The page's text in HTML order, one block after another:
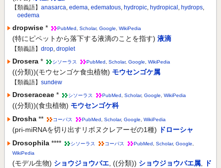
【類義語】 anasarca, edema, edematous, hydropic, hydropical , hydrops,
oedema
dropwise * PubMed , Scholar, Google, WikiPedia
(特にピペットから落下する液滴のことを指す) 液滴
【類義語】 drop, droplet
Drosera * シソーラス PubMed , Scholar, Google, WikiPedia
((分類))(モウセンゴケ食虫植物) モウセンゴケ属
【類義語】 sundew
Droseraceae * シソーラス PubMed , Scholar, Google, WikiPedia
((分類))(食虫植物) モウセンゴケ科
Drosha ** コーパス PubMed , Scholar, Google, WikiPedia
(pri-miRNAを切り出すリボヌクレアーゼの1種)
ドローシャ
Drosophila **** シソーラス コーパス PubMed , Scholar, Google,
WikiPedia
(モデル生物) ショウジョウバエ, ((分類)) ショウジョウバエ属,
ド